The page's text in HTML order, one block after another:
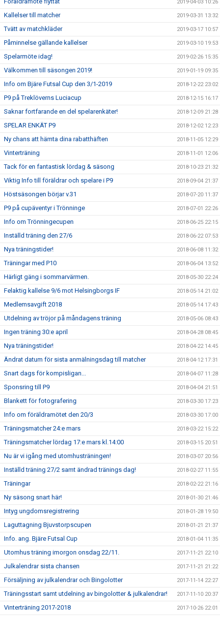
2019-04-03 10:26
Kallelser till matcher 2019-03-31 13:32
Tvätt av matchkläder 2019-03-17 10:57
Påminnelse gällande kallelser 2019-03-10 19:53
Spelarmöte idag! 2019-02-26 15:35
Välkommen till säsongen 2019! 2019-01-19 09:35
Info om Bjäre Futsal Cup den 3/1-2019 2018-12-22 23:02
P9 på Treklöverns Luciacup 2018-12-15 16:17
Saknar fortfarande en del spelarenkäter! 2018-12-09 21:28
SPELAR ENKÄT P9 2018-12-02 12:23
Ny chans att hämta dina rabatthäften 2018-11-05 12:29
Vinterträning 2018-11-01 12:06
Tack för en fantastisk lördag & säsong 2018-10-23 21:32
Viktig Info till föräldrar och spelare i P9 2018-09-04 21:37
Höstsäsongen börjar v.31 2018-07-20 11:37
P9 på cupäventyr i Trönninge 2018-07-01 22:26
Info om Trönningecupen 2018-06-25 22:15
Inställd träning den 27/6 2018-06-22 07:53
Nya träningstider! 2018-06-08 11:32
Träningar med P10 2018-06-04 13:52
Härligt gäng i sommarvärmen. 2018-05-30 22:24
Felaktig kallelse 9/6 mot Helsingborgs IF 2018-05-14 21:02
Medlemsavgift 2018 2018-05-14 17:43
Utdelning av tröjor på måndagens träning 2018-05-06 08:43
Ingen träning 30:e april 2018-04-28 08:45
Nya träningstider! 2018-04-22 14:45
Ändrat datum för sista anmälningsdag till matcher 2018-04-12 17:31
Snart dags för kompisligan... 2018-04-07 11:28
Sponsring till P9 2018-04-04 21:51
Blankett för fotografering 2018-03-30 17:23
Info om föräldramötet den 20/3 2018-03-30 17:00
Träningsmatcher 24:e mars 2018-03-22 15:22
Träningsmatcher lördag 17:e mars kl.14:00 2018-03-15 20:51
Nu är vi igång med utomhusträningen! 2018-03-07 20:56
Inställd träning 27/2 samt ändrad tränings dag! 2018-02-27 11:55
Träningar 2018-02-22 21:16
Ny säsong snart här! 2018-01-30 21:46
Intyg ungdomsregistrering 2018-01-28 19:50
Laguttagning Bjuvstorpscupen 2018-01-21 21:37
Info. ang. Bjäre Futsal Cup 2018-01-04 11:35
Utomhus träning imorgon onsdag 22/11. 2017-11-21 22:10
Julkalendrar sista chansen 2017-11-21 21:22
Försäljning av julkalendrar och Bingolotter 2017-11-14 22:27
Träningsstart samt utdelning av bingolotter & julkalendrar! 2017-11-10 20:37
Vinterträning 2017-2018 2017-10-26 22:01